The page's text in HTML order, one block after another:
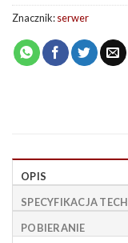
Znacznik:serwer
OPIS
SPECYFIKACJA
POBIERANIE